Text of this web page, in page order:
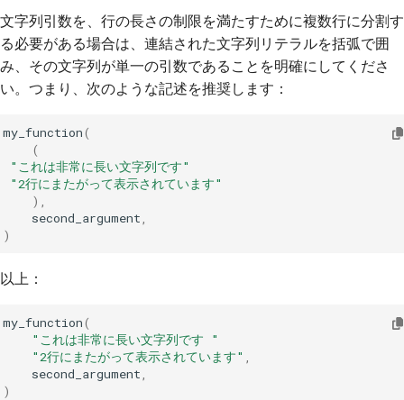
文字列引数を、行の長さの制限を満たすために複数行に分割す
る必要がある場合は、連結された文字列リテラルを括弧で囲
み、その文字列が単一の引数であることを明確にしてくださ
い。つまり、次のような記述を推奨します：
my_function(
(
"これは非常に長い文字列です"
"2行にまたがって表示されています"
),
second_argument,
)
以上：
my_function(
"これは非常に長い文字列です "
"2行にまたがって表示されています" ,
second_argument,
)